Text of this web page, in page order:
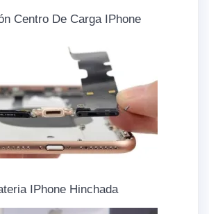
Centro De Carga IPhone
IPhone Hinchada